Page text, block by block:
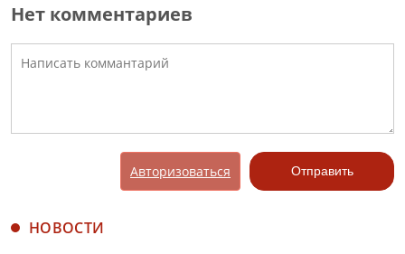
Нет комментариев
Авторизоваться Отправить
НОВОСТИ